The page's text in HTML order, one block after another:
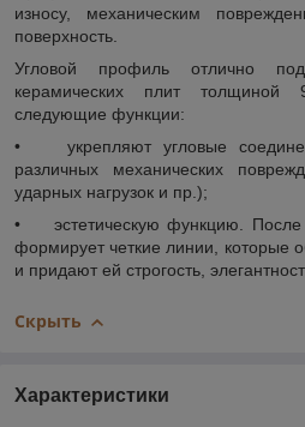
износу, механическим
поверхность.
Угловой профиль отлично
керамических плит
следующие функции:
• укрепляют угловые
различных механических
ударных нагрузок и пр.);
• эстетическую функцию. После
формирует четкие линии, которые
и придают ей строгость,
Скрыть
Характеристики